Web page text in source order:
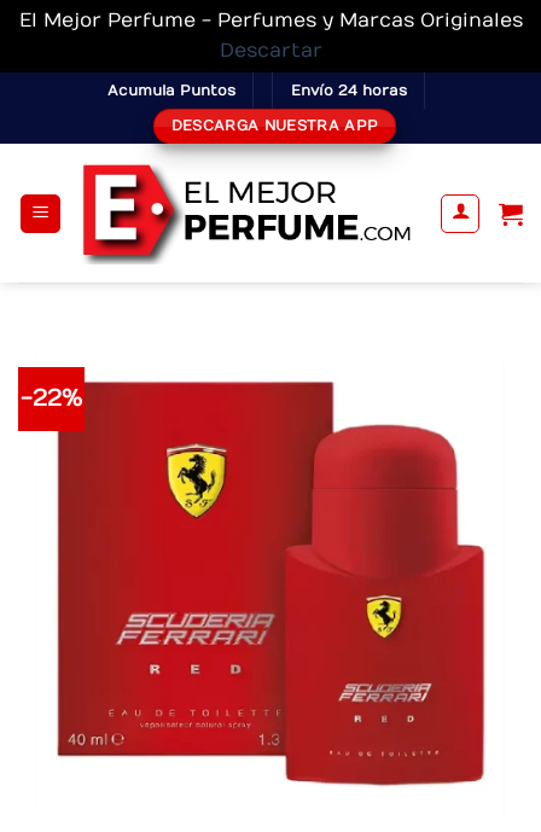
El Mejor Perfume - Perfumes y Marcas Originales
Descartar
content
Acumula Puntos Envío 24 horas
DESCARGA NUESTRA APP
-22%